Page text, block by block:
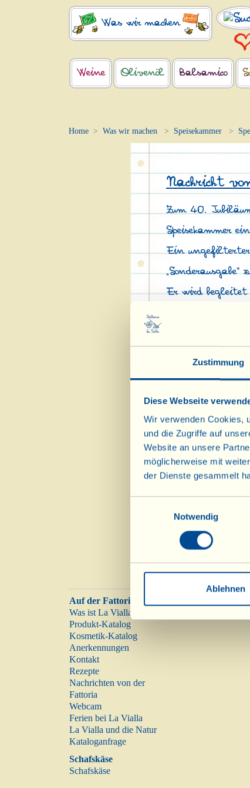
Zustimmung
Diese Webseite
Wir verwenden Cookies,
und die Zugriffe auf
Website an unsere
möglicherweise mit
der Dienste gesammelt
Notwendig
Ablehnen
Was wir machen
Weine Olivenöl Balsamico
Home Was wir machen Speisekammer
Nachricht
Zum 40.
Speisekammer
Ein
Er wird begleitet
Auf der Fattoria
Was ist La Vialla
Produkt-Katalog
Kosmetik-Katalog
Anerkennungen
Kontakt
Rezepte
Nachrichten von der
Fattoria
Webcam
Ferien bei La Vialla
La Vialla und die Natur
Kataloganfrage
Schafskäse
Schafskäse